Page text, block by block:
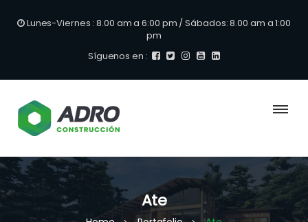
Lunes-Viernes : 8.00 am a 6:00 pm / Sábados: 8.00 am a 1:00
pm
Síguenos en :
Ate